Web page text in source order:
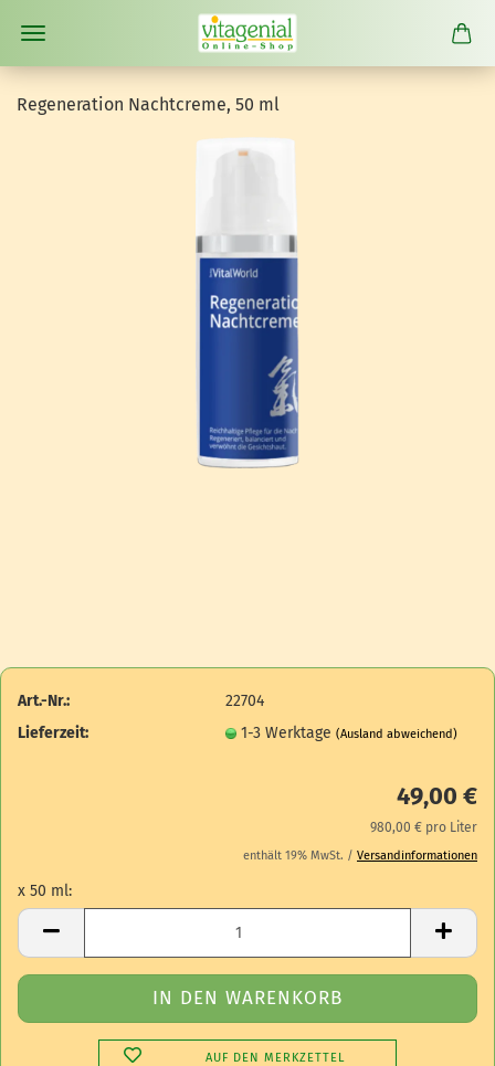
Re­ge­ne­ra­ti­on Nacht­creme, 50 ml
Art.-Nr.:
22704
Lieferzeit:
1-3 Werktage(Ausland abweichend)
49,00 €
980,00 € pro Liter
enthält 19% MwSt. / Versandinformationen
x 50 ml:
x 50 ml
AUF DEN MERKZETTEL